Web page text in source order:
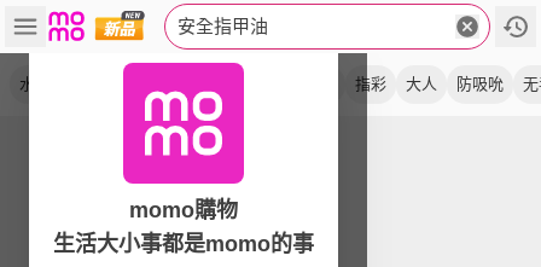
安全指甲油
水性 指彩 大人 防吸吮
momo購物
生活大小事都是momo的事